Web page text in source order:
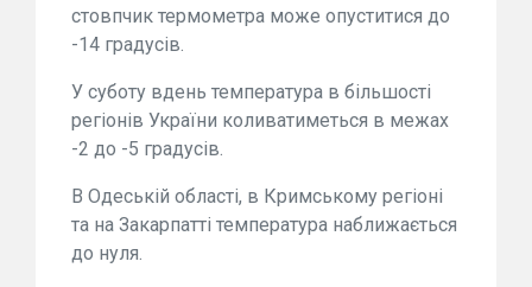
стовпчик термометра може опуститися до
-14 градусів.
У суботу вдень температура в більшості
регіонів України коливатиметься в межах
-2 до -5 градусів.
В Одеській області, в Кримському регіоні
та на Закарпатті температура наближається
до нуля.